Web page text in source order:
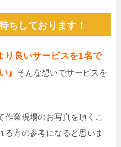
ちしております！
り良いサービスを1名で
』
そんな想いでサービスを
作業現場のお写真を頂くこ
る方の参考になると思いま